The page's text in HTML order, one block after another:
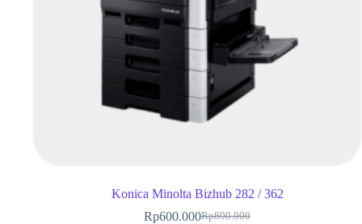
Konica Minolta Bizhub 282 / 362
Rp800.000
Rp600.000